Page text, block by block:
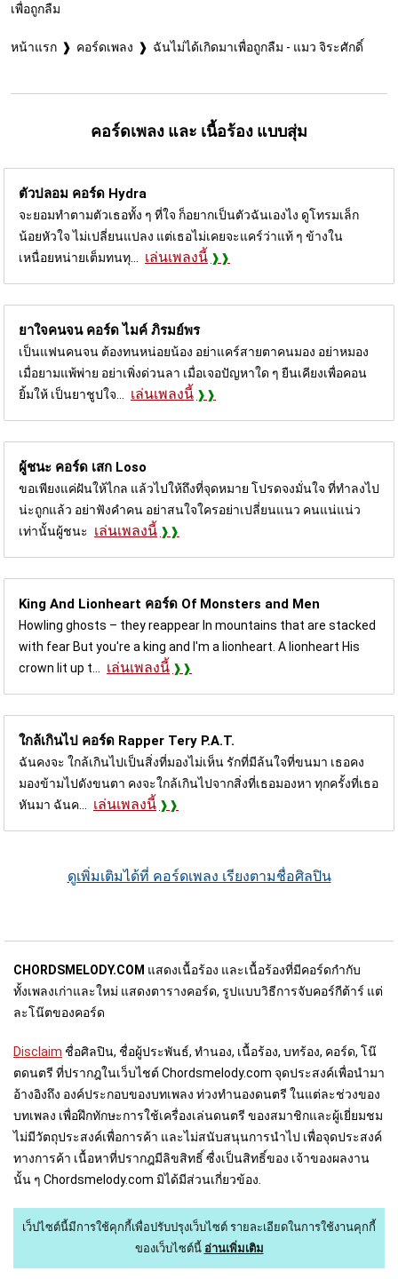
เพื่อถูกลืม
หน้าแรก คอร์ดเพลง ฉันไม่ได้เกิดมาเพื่อถูกลืม - แมว จิระศักดิ์
คอร์ดเพลง และ เนื้อร้อง แบบสุ่ม
ตัวปลอม คอร์ด Hydra
จะยอมทำตามตัวเธอทั้ง ๆ ที่ใจ ก็อยากเป็นตัวฉันเองไง ดูโทรมเล็ก
น้อยหัวใจ ไม่เปลี่ยนแปลง แต่เธอไม่เคยจะแคร์ว่าแท้ ๆ ข้างใน
เหนื่อยหน่ายเต็มทนทุ...
เล่นเพลงนี้
ยาใจคนจน คอร์ดไมค์ ภิรมย์พร
เป็นแฟนคนจน ต้องทนหน่อยน้อง อย่าแคร์สายตาคนมอง อย่าหมอง
เมื่อยามแพ้พ่าย อย่าเพิ่งด่วนลา เมื่อเจอปัญหาใด ๆ ยืนเคียงเพื่อคอน
ยิ้มให้ เป็นยาชูปใจ...
เล่นเพลงนี้
ผู้ชนะ คอร์ด เสก Loso
ขอเพียงแค่ฝันให้ไกล แล้วไปให้ถึงที่จุดหมาย โปรดจงมั่นใจ ที่ทำลงไป
น่ะถูกแล้ว อย่าฟังคำคน อย่าสนใจใครอย่าเปลี่ยนแนว คนแน่แน่ว
เท่านั้นผู้ชนะ เล่นเพลงนี้
King And Lionheart คอร์ด Of Monsters and Men
Howling ghosts – they reappear In mountains that are stacked
with fear But you're a king and I'm a lionheart. A lionheart His
crown lit up t...
เล่นเพลงนี้
ใกล้เกินไป คอร์ด Rapper Tery P.A.T.
ฉันคงจะ ใกล้เกินไปเป็นสิ่งที่มองไม่เห็น รักที่มีล้นใจที่ขนมา เธอคง
มองข้ามไปดังขนตา คงจะใกล้เกินไปจากสิ่งที่เธอมองหา ทุกครั้งที่เธอ
หันมา ฉันค...
เล่นเพลงนี้
ดูเพิ่มเติมได้ที่ คอร์ดเพลง เรียงตามชื่อศิลปิน
CHORDSMELODY.COM แสดงเนื้อร้อง และเนื้อร้องที่มีคอร์ดกำกับ
ทั้งเพลงเก่าและใหม่ แสดงตารางคอร์ด, รูปแบบวิธีการจับคอร์กีต้าร์ แต่
ละโน๊ตของคอร์ด
Disclaim ชื่อศิลปิน, ชื่อผู้ประพันธ์, ทำนอง, เนื้อร้อง, บทร้อง, คอร์ด, โน๊
ตดนตรี ที่ปรากฎในเว็บไชต์ Chordsmelody.com จุดประสงค์เพื่อนำมา
อ้างอิงถึง องค์ประกอบของบทเพลง ท่วงทำนองดนตรี ในแต่ละช่วงของ
บทเพลง เพื่อฝึกทักษะการใช้เครื่องเล่นดนตรี ของสมาชิกและผู้เยี่ยมชม
ไม่มีวัตถุประสงค์เพื่อการค้า และไม่สนับสนุนการนำไป เพื่อจุดประสงค์
ทางการค้า เนื้อหาที่ปรากฎมีลิขสิทธิ์ ซื่งเป็นสิทธิ์ของ เจ้าของผลงาน
นั้น ๆ Chordsmelody.com มิได้มีส่วนเกี่ยวข้อง.
เว็ปไซต์นี้มีการใช้คุกกี้เพื่อปรับปรุงเว็บไซต์ รายละเอียดในการใช้งานคุกกี้
ของเว็บไซต์นี้ อ่านเพิ่มเติม